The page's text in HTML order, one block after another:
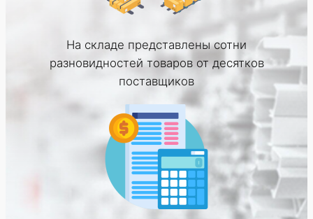
На складе представлены сотни
разновидностей товаров от десятков
поставщиков